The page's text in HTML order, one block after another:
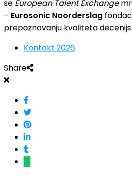
se European Talent Exchange
– Eurosonic Noorderslag
prepoznavanju kvaliteta
Kontakt 2026
Share